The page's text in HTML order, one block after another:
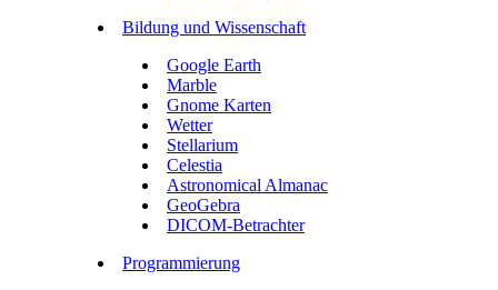
Bildung und Wissenschaft
Google Earth
Marble
Gnome Karten
Wetter
Stellarium
Celestia
Astronomical Almanac
GeoGebra
DICOM-Betrachter
Programmierung